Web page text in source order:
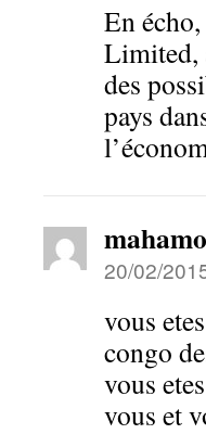
En
Limited,
des
pays
20/02/
vous
congo
vous
vous et